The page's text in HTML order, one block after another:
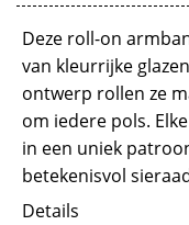
-
Return
to
Sender
aantal
Deze roll-on
van kleurrijke
ontwerp rollen ze
om iedere pols.
in een uniek
betekenisvol
Details